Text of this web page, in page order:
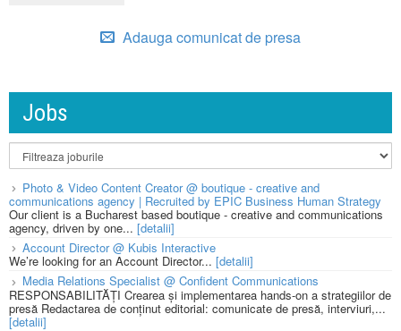
Adauga comunicat de presa
Jobs
Photo & Video Content Creator @ boutique - creative and
communications agency | Recruited by EPIC Business Human Strategy
Our client is a Bucharest based boutique - creative and communications
agency, driven by one... [detalii]
Account Director @ Kubis Interactive
We’re looking for an Account Director... [detalii]
Media Relations Specialist @ Confident Communications
RESPONSABILITĂȚI Crearea și implementarea hands-on a strategiilor de
presă Redactarea de conținut editorial: comunicate de presă, interviuri,...
[detalii]